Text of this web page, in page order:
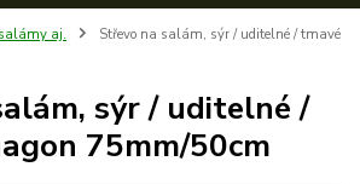
aj.
Střevo na salám, sýr / uditelné / tmavé
sýr / uditelné /
75mm/50cm